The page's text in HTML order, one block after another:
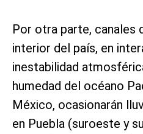
Por otra parte, canales
interior del país, en
inestabilidad
humedad del océano
México, ocasionarán
en Puebla (suroeste y